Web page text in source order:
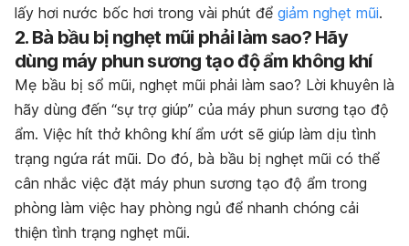
lấy hơi nước bốc hơi trong vài phút để giảm nghẹt mũi.
2. Bà bầu bị nghẹt mũi phải làm sao? Hãy
dùng máy phun sương tạo độ ẩm không khí
Mẹ bầu bị sổ mũi, nghẹt mũi phải làm sao? Lời khuyên là
hãy dùng đến “sự trợ giúp” của máy phun sương tạo độ
ẩm. Việc hít thở không khí ẩm ướt sẽ giúp làm dịu tình
trạng ngứa rát mũi. Do đó, bà bầu bị nghẹt mũi có thể
cân nhắc việc đặt máy phun sương tạo độ ẩm trong
phòng làm việc hay phòng ngủ để nhanh chóng cải
thiện tình trạng nghẹt mũi.